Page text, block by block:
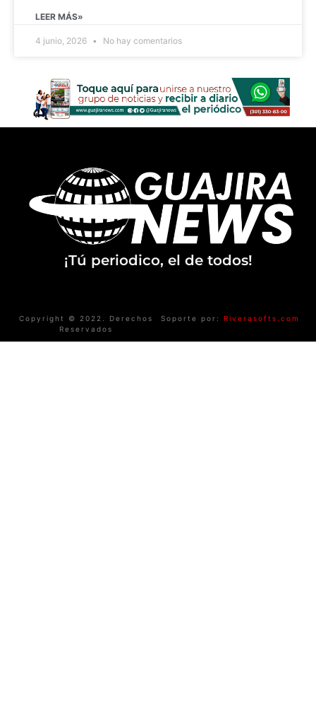
LEER MÁS»
4 junio, 2026 No hay comentarios
¡Tú periodico, el de todos!
Copyright © 2022. Derechos
Reservados
Soporte por: Riverasofts.com